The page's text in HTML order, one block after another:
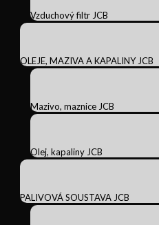
Vzduchový filtr JCB
OLEJE, MAZIVA A KAPALINY JCB
Mazivo, maznice JCB
Olej, kapaliny JCB
PALIVOVÁ SOUSTAVA JCB